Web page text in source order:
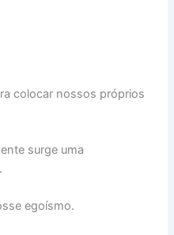
colocar nossos próprios
surge uma
egoísmo.